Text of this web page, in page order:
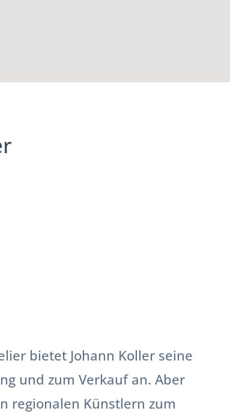
bietet Johann Koller seine
und zum Verkauf an. Aber
regionalen Künstlern zum